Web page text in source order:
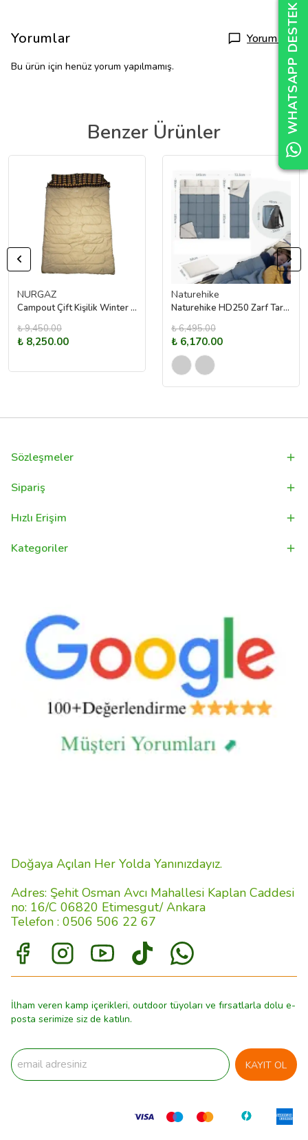
Yorumlar Yorum Yap
Bu ürün için henüz yorum yapılmamış.
Benzer Ürünler
NURGAZ
Campout Çift Kişilik Winter Comfort Uyku Tulumu
₺ 9,450.00
₺ 8,250.00
Naturehike
Naturehike HD250 Zarf Tarzı Yastıklı Çift Kişilik Pamuklu Uyku Tulumu
₺ 6,495.00
₺ 6,170.00
Sözleşmeler
Sipariş
Hızlı Erişim
Kategoriler
Doğaya Açılan Her Yolda Yanınızdayız.
Adres: Şehit Osman Avcı Mahallesi Kaplan Caddesi
no: 16/C 06820 Etimesgut/ Ankara
Telefon : 0506 506 22 67
İlham veren kamp içerikleri, outdoor tüyoları ve fırsatlarla dolu e-
posta serimize siz de katılın.
KAYIT OL
WHATSAPP DESTEK
WHATSAPP DESTEK
WHATSAPP DESTEK